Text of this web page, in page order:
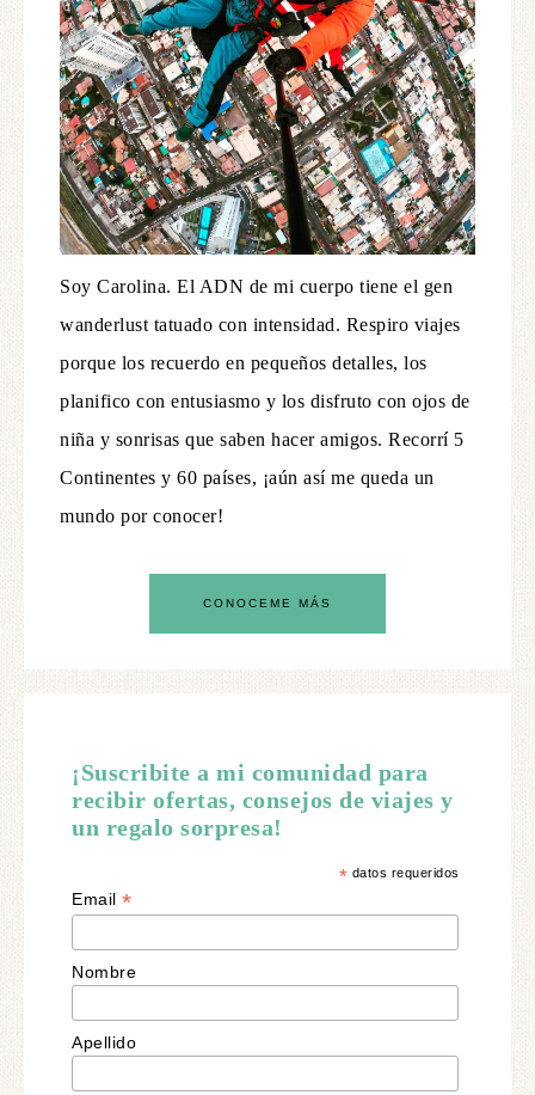
Soy Carolina. El ADN de mi cuerpo tiene el gen
wanderlust tatuado con intensidad. Respiro viajes
porque los recuerdo en pequeños detalles, los
planifico con entusiasmo y los disfruto con ojos de
niña y sonrisas que saben hacer amigos. Recorrí 5
Continentes y 60 países, ¡aún así me queda un
mundo por conocer!
CONOCEME MÁS
¡Suscribite a mi comunidad para
recibir ofertas, consejos de viajes y
un regalo sorpresa!
* datos requeridos
Email*
Nombre
Apellido